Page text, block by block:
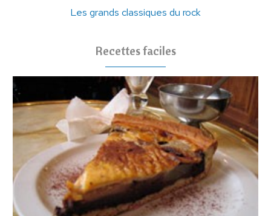
Les grands classiques du rock
Recettes faciles